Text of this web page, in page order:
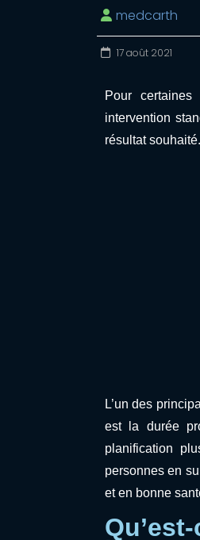
medcarth
17 août 2021
Pour
intervention
résultat
L’un des
est la durée
planification
personnes en
et en bonne